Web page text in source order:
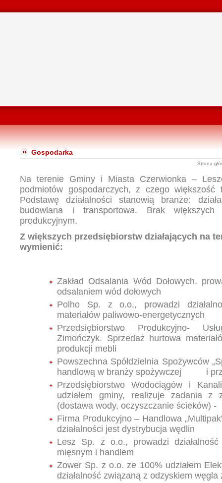
Gospodarka
Strona
Na terenie Gminy i Miasta Czerwionka –
podmiotów gospodarczych, z czego
Podstawę działalności stanowią branże:
budowlana i transportowa. Brak większych
produkcyjnym.
Z większych przedsiębiorstw działających na
wymienić:
Zakład Odsalania Wód Dołowych,
odsalaniem wód dołowych
Polho Sp. z o.o., prowadzi
materiałów paliwowo-
Przedsiębiorstwo Produkcyjno-
Zimończyk. Sprzedaż hurtowa
produkcji mebli
Powszechna Spółdzielnia Spożywców
handlową w branży spożywczej i
Przedsiębiorstwo Wodociągów i
udziałem gminy, realizuje zadania z
(dostawa wody, oczyszczanie ścieków) -
Firma Produkcyjno – Handlowa
działalności jest dystrybucja wędlin
Lesz Sp. z o.o., prowadzi
mięsnym i handlem
Zower Sp. z o.o. ze 100% udziałem
działalność związaną z odzyskiem węgla